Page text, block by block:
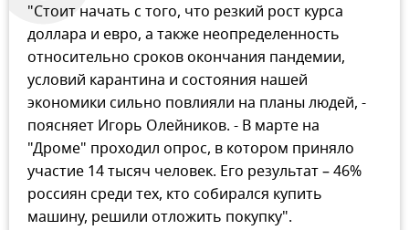
"Стоит начать с того, что резкий рост курса
доллара и евро, а также неопределенность
относительно сроков окончания пандемии,
условий карантина и состояния нашей
экономики сильно повлияли на планы людей, -
поясняет Игорь Олейников. - В марте на
"Дроме" проходил опрос, в котором приняло
участие 14 тысяч человек. Его результат – 46%
россиян среди тех, кто собирался купить
машину, решили отложить покупку".